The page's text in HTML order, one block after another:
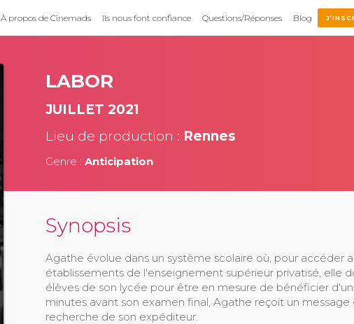
À propos de Cinemads Ils nous font confiance Questions/Réponses Blog
LABOR
JUILLET 2021
Lieu de production : Rennes
Genre : Anticipation
Synopsis
Agathe évolue dans un système scolaire où, pour accéder
établissements de l'enseignement supérieur privatisé, elle
élèves de son lycée pour être en mesure de bénéficier
minutes avant son examen final, Agathe reçoit un
recherche de son expéditeur.